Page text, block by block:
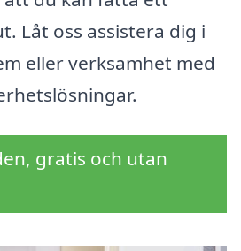
Låt oss assistera dig i
eller verksamhet med
gratis och utan